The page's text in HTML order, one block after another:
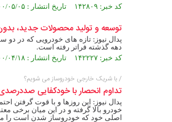
کد خبر: ۱۴۲۸۰۹ تاریخ انتشار : ۱۴۰۰/۰۵/۰۵
توسعه و تولید محصولات جدید،
پدال نیوز: تازه های خودرویی که در
دهه گذشته فراتر رفته است.
کد خبر: ۱۴۲۲۲۷ تاریخ انتشار : ۱۴۰۰/۰۴/۱۸
/ با شریک خارجی خودروساز می شویم؟
تداوم انحصار با خودکفایی
پدال نیوز: این روزها و با قوت گرفتن
خودرو بالا گرفته و در این میان برخی
اصلی خود که خودروساز شدن است را